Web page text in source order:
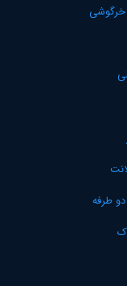
خرگوشی
طرفه